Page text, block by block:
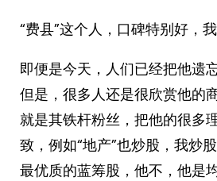
“费县”这个人，口碑特别好，我
即便是今天，人们已经把他遗
但是，很多人还是很欣赏他的
就是其铁杆粉丝，把他的很多
致，例如“地产”也炒股，我炒
最优质的蓝筹股，他不，他是